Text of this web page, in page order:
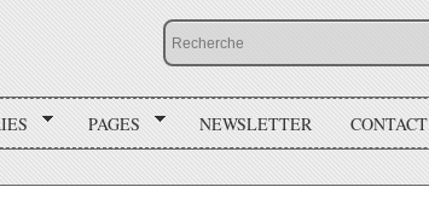
PAGES NEWSLETTER CONTACT